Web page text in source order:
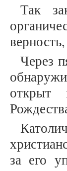
Так
Через
открыт
за его